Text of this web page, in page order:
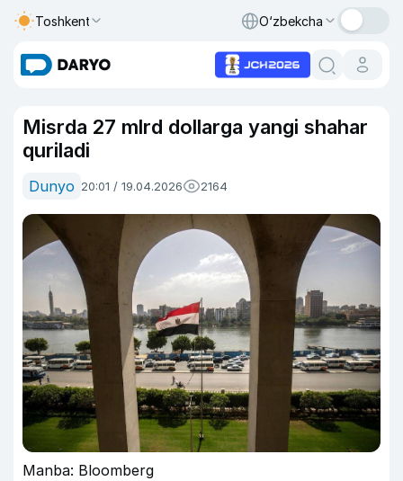
Toshkent O‘zbekcha
Misrda 27 mlrd dollarga yangi shahar
quriladi
Dunyo 20:01 / 19.04.2026 2164
Manba: Bloomberg